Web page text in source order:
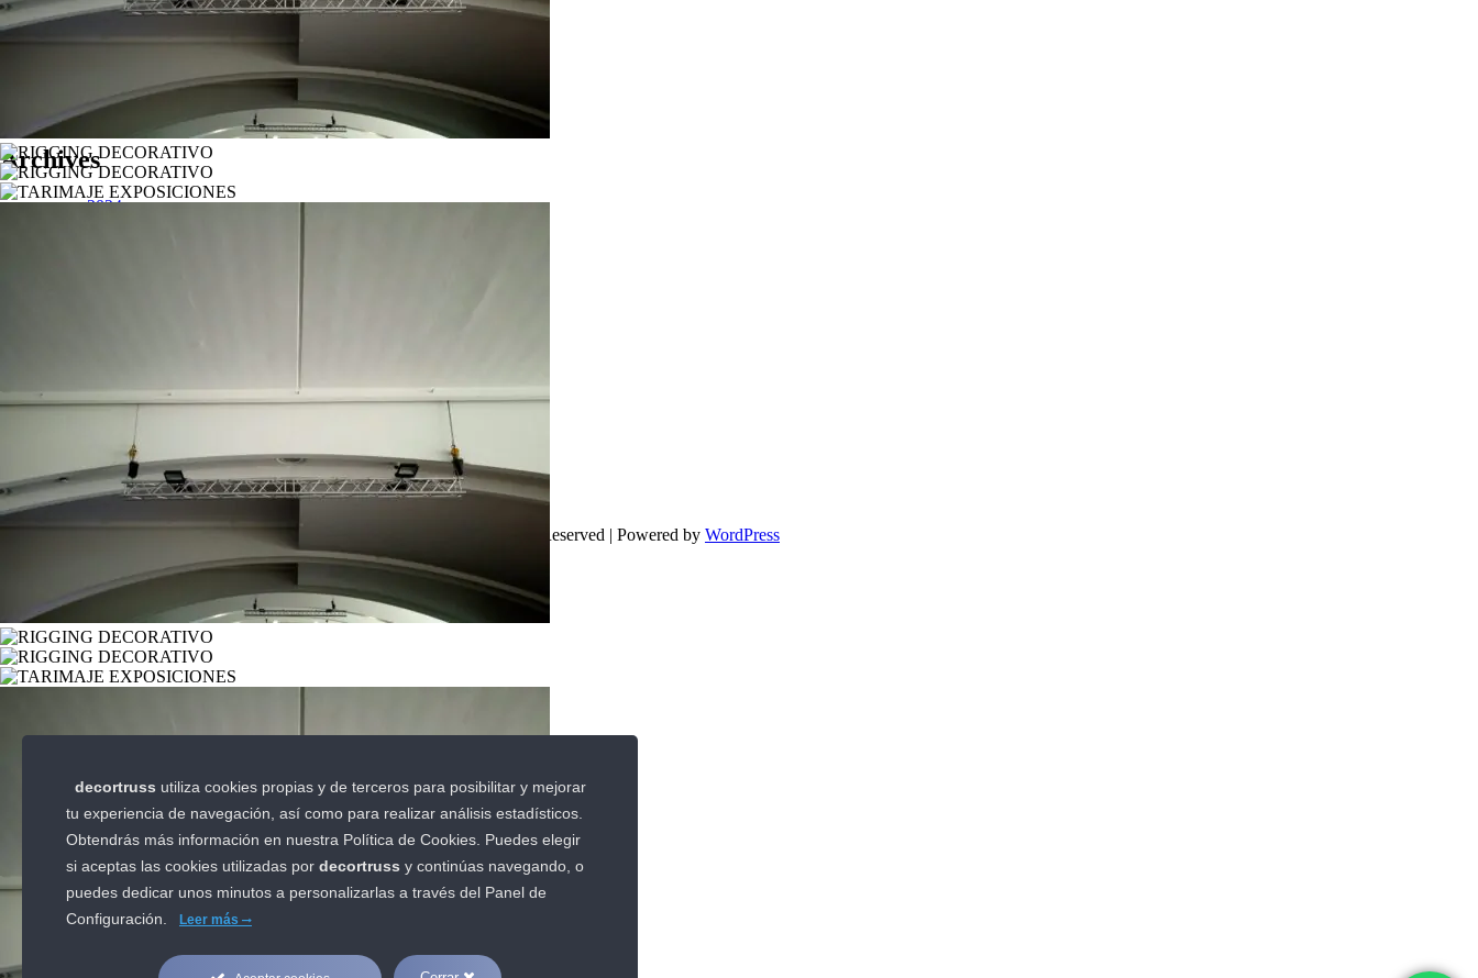
Archives
enero 2024
Categories
NOTICIAS
NOVEDADES
Uncategorized
Avada Website Builder | All Rights Reserved | Powered by WordPress
decortruss utiliza cookies propias y de terceros para posibilitar y mejorar
tu experiencia de navegación, así como para realizar análisis estadísticos.
Obtendrás más información en nuestra Política de Cookies. Puedes elegir
si aceptas las cookies utilizadas por decortruss y continúas navegando, o
puedes dedicar unos minutos a personalizarlas a través del Panel de
Configuración.
Leer más
Arriba